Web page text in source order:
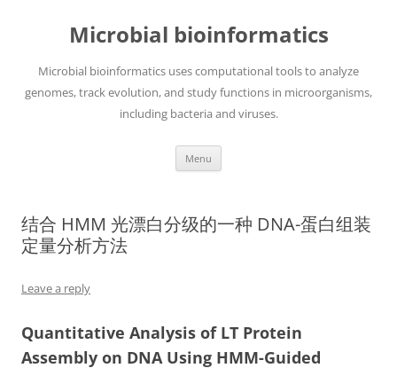
Microbial bioinformatics
Microbial bioinformatics uses computational tools to analyze
genomes, track evolution, and study functions in microorganisms,
including bacteria and viruses.
Menu
结合 HMM 光漂白分级的一种 DNA-蛋白组装
定量分析方法
Leave a reply
Quantitative Analysis of LT Protein
Assembly on DNA Using HMM-Guided